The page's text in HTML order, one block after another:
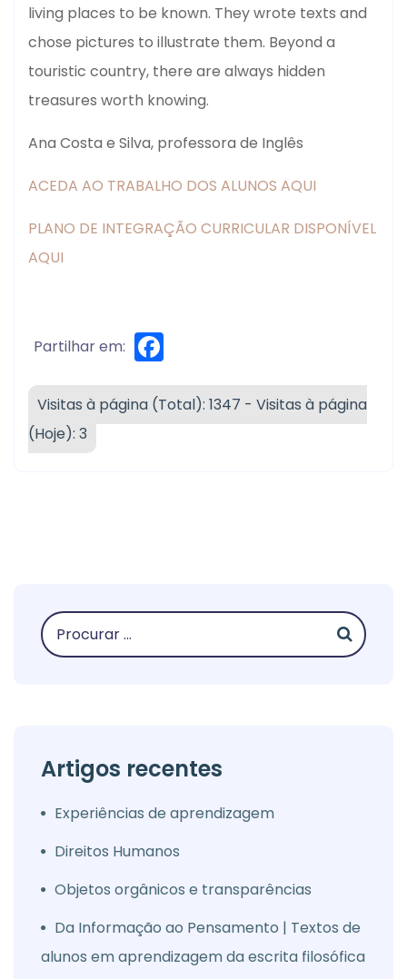
living places to be known. They wrote texts and
chose pictures to illustrate them. Beyond a
touristic country, there are always hidden
treasures worth knowing.
Ana Costa e Silva, professora de Inglês
ACEDA AO TRABALHO DOS ALUNOS AQUI
PLANO DE INTEGRAÇÃO CURRICULAR DISPONÍVEL
AQUI
Partilhar em:
Visitas à página (Total): 1347 - Visitas à página
(Hoje): 3
Artigos recentes
Experiências de aprendizagem
Direitos Humanos
Objetos orgânicos e transparências
Da Informação ao Pensamento | Textos de
alunos em aprendizagem da escrita filosófica